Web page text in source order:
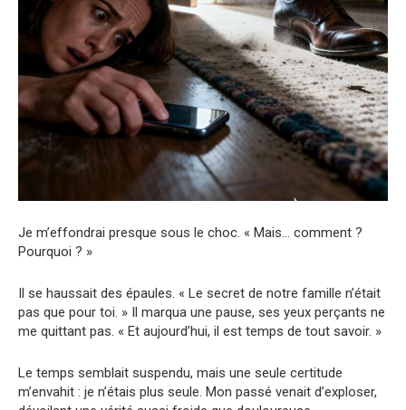
Je m’effondrai presque sous le choc. « Mais… comment ?
Pourquoi ? »
Il se haussait des épaules. « Le secret de notre famille n’était
pas que pour toi. » Il marqua une pause, ses yeux perçants ne
me quittant pas. « Et aujourd’hui, il est temps de tout savoir. »
Le temps semblait suspendu, mais une seule certitude
m’envahit : je n’étais plus seule. Mon passé venait d’exploser,